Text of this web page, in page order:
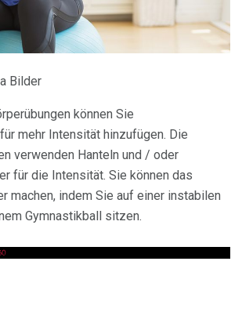
Bilder
können Sie
mehr Intensität hinzufügen. Die
verwenden Hanteln und / oder
für die Intensität. Sie können das
machen, indem Sie auf einer instabilen
Gymnastikball sitzen.